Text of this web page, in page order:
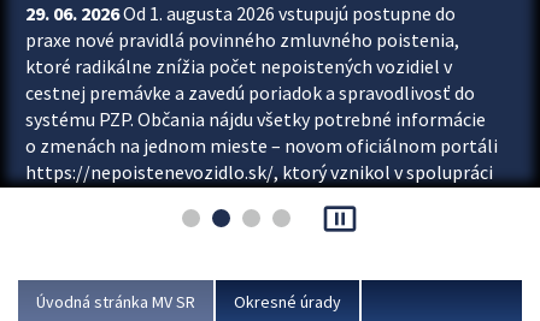
29. 06. 2026Od 1. augusta 2026 vstupujú postupne do
praxe nové pravidlá povinného zmluvného poistenia,
ktoré radikálne znížia počet nepoistených vozidiel v
cestnej premávke a zavedú poriadok a spravodlivosť do
systému PZP. Občania nájdu všetky potrebné informácie
o zmenách na jednom mieste – novom oficiálnom portáli
https://nepoistenevozidlo.sk/, ktorý vznikol v spolupráci
asociácie poisťovní (SLASPO) a Ministerstva vnútra SR.
Viac
pause_presentation
Úvodná stránka MV SR Okresné úrady